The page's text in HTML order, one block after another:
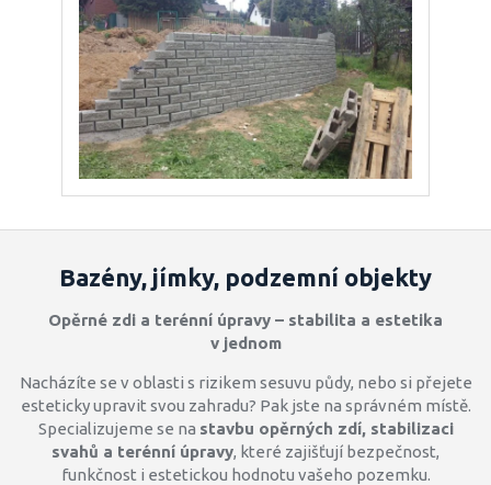
Bazény, jímky, podzemní objekty
Opěrné zdi a terénní úpravy – stabilita a estetika
v jednom
Nacházíte se v oblasti s rizikem sesuvu půdy, nebo si přejete
esteticky upravit svou zahradu? Pak jste na správném místě.
Specializujeme se na stavbu opěrných zdí, stabilizaci
svahů a terénní úpravy, které zajišťují bezpečnost,
funkčnost i estetickou hodnotu vašeho pozemku.